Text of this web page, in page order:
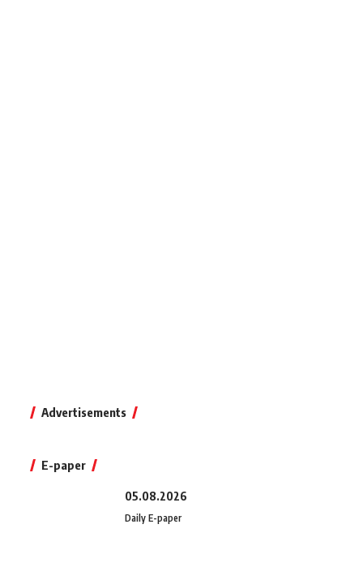
Advertisements
E-paper
05.08.2026
Daily E-paper